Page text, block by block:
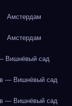
Амстердам
Амстердам
Вишнёвый сад
— Вишнёвый сад
— Вишнёвый сад